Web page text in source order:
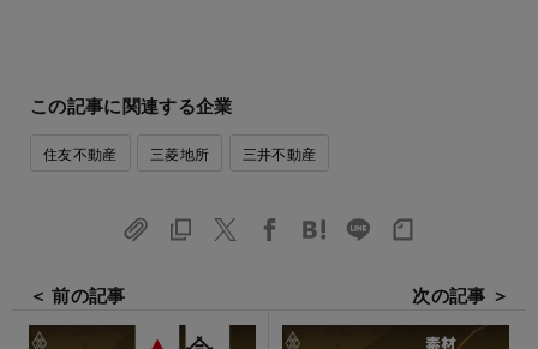
この記事に関連する企業
住友不動産 三菱地所 三井不動産
＜ 前の記事 次の記事 ＞